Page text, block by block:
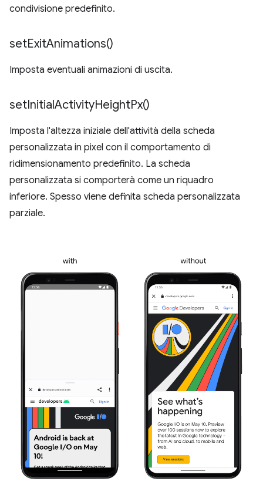
condivisione predefinito.
setExitAnimations()
Imposta eventuali animazioni di uscita.
setInitialActivityHeightPx()
Imposta l'altezza iniziale dell'attività della scheda
personalizzata in pixel con il comportamento di
ridimensionamento predefinito. La scheda
personalizzata si comporterà come un riquadro
inferiore. Spesso viene definita scheda personalizzata
parziale.